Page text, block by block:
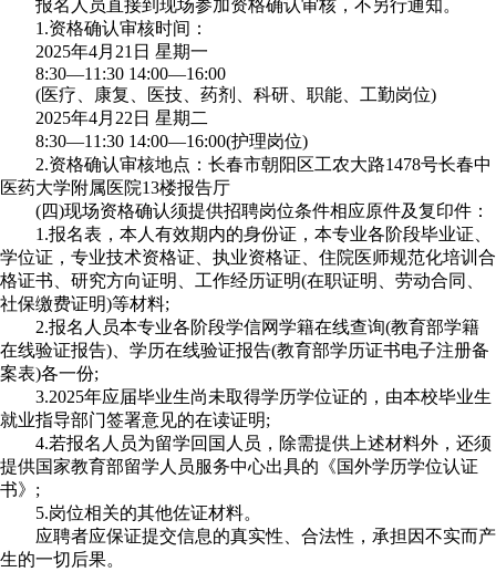
报名人员直接到现场参加资格确认审核，不另行通知。
1.资格确认审核时间：
2025年4月21日 星期一
8:30—11:30 14:00—16:00
(医疗、康复、医技、药剂、科研、职能、工勤岗位)
2025年4月22日 星期二
8:30—11:30 14:00—16:00(护理岗位)
2.资格确认审核地点：长春市朝阳区工农大路1478号长春中
医药大学附属医院13楼报告厅
(四)现场资格确认须提供招聘岗位条件相应原件及复印件：
1.报名表，本人有效期内的身份证，本专业各阶段毕业证、
学位证，专业技术资格证、执业资格证、住院医师规范化培训合
格证书、研究方向证明、工作经历证明(在职证明、劳动合同、
社保缴费证明)等材料;
2.报名人员本专业各阶段学信网学籍在线查询(教育部学籍
在线验证报告)、学历在线验证报告(教育部学历证书电子注册备
案表)各一份;
3.2025年应届毕业生尚未取得学历学位证的，由本校毕业生
就业指导部门签署意见的在读证明;
4.若报名人员为留学回国人员，除需提供上述材料外，还须
提供国家教育部留学人员服务中心出具的《国外学历学位认证
书》;
5.岗位相关的其他佐证材料。
应聘者应保证提交信息的真实性、合法性，承担因不实而产
生的一切后果。